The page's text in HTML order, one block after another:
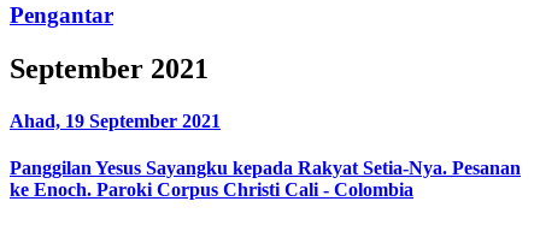
Pengantar
September 2021
Ahad, 19 September 2021
Panggilan Yesus Sayangku kepada Rakyat Setia-Nya. Pesanan
ke Enoch. Paroki Corpus Christi Cali - Colombia